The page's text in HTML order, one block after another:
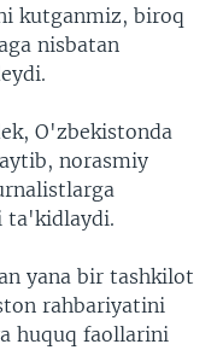
kutganmiz, biroq
nisbatan
O'zbekistonda
norasmiy
ta'kidlaydi.
yana bir tashkilot
rahbariyatini
huquq faollarini